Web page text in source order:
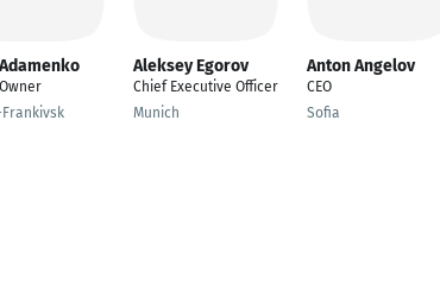
Frankivsk
Aleksey Egorov
Chief Executive Officer
Munich
Anton Angelov
CEO
Sofia